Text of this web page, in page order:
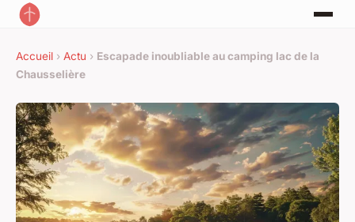
Accueil › Actu › Escapade inoubliable au camping lac de la
Chausselière